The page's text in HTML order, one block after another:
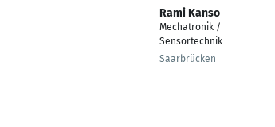
Rami Kanso
Mechatronik /
Sensortechnik
Saarbrücken